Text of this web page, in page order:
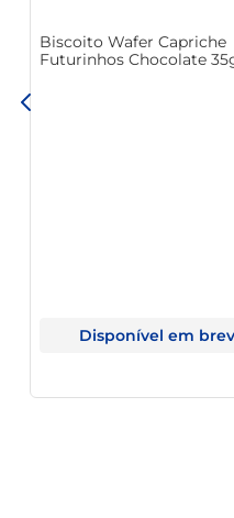
A qualidade e o sabor
perfeito entre a
Biscoito Wafer Capriche
Futurinhos Chocolate
Disponível em